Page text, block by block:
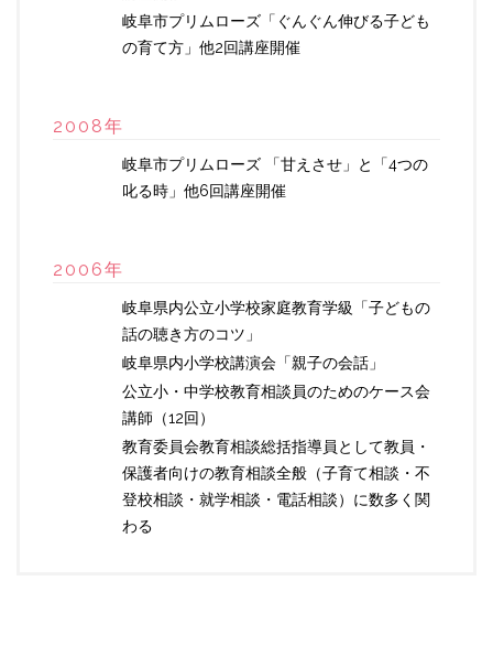
岐阜市プリムローズ「ぐんぐん伸びる子ども
の育て方」他2回講座開催
2008年
岐阜市プリムローズ 「甘えさせ」と「4つの
叱る時」他6回講座開催
2006年
岐阜県内公立小学校家庭教育学級「子どもの
話の聴き方のコツ」
岐阜県内小学校講演会「親子の会話」
公立小・中学校教育相談員のためのケース会
講師（12回）
教育委員会教育相談総括指導員として教員・
保護者向けの教育相談全般（子育て相談・不
登校相談・就学相談・電話相談）に数多く関
わる